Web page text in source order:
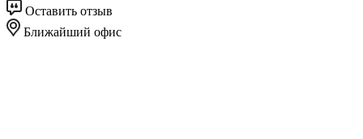
Оставить отзыв
Ближайший офис